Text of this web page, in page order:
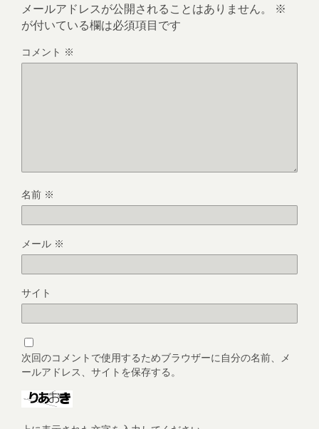
メールアドレスが公開されることはありません。
※
が付いている欄は必須項目です
コメント ※
名前 ※
メール ※
サイト
次回のコメントで使用するためブラウザーに自分の名前、メ
ールアドレス、サイトを保存する。